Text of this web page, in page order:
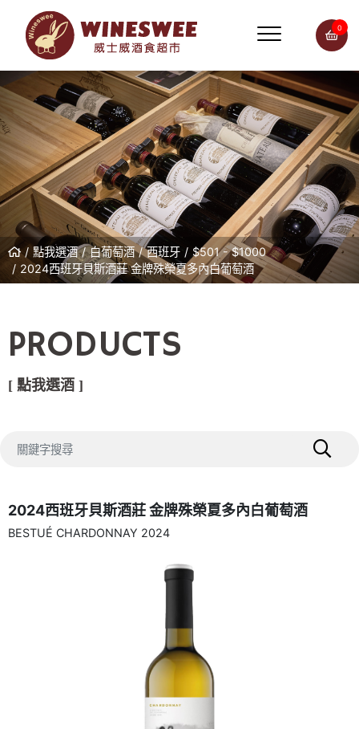
0
點我選酒 白葡萄酒 西班牙
$501 - $1000
2024西班牙貝斯酒莊 金牌殊榮夏多內白葡萄酒
PRODUCTS
[ 點我選酒 ]
2024西班牙貝斯酒莊 金牌殊榮夏多內白葡萄酒
BESTUÉ CHARDONNAY 2024